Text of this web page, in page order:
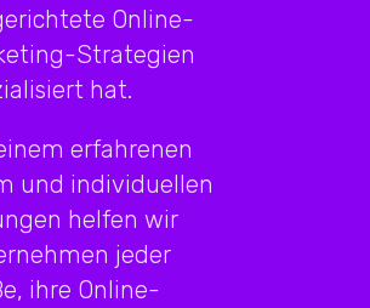
Online-
Strategien
hat.
erfahrenen
und individuellen
helfen wir
jeder
ihre Online-